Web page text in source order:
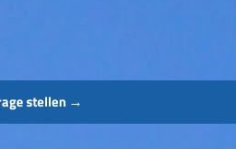
stellen →